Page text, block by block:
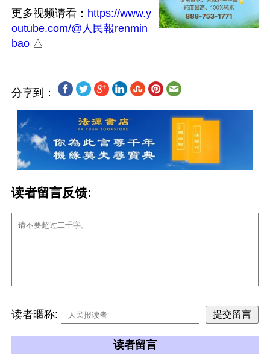
更多视频请看： https://www.y
outube.com/@人民報renmin
bao
分享到：
读者留言反馈:
读者暱称:
读者留言